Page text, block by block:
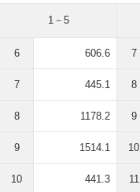
1－5
6 606.6
7 445.1
8 1178.2
9 1514.1
10 441.3
7
8
9
10
11